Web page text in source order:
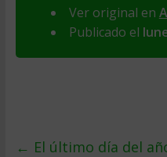
Ver original en
Publicado el
← El último día del